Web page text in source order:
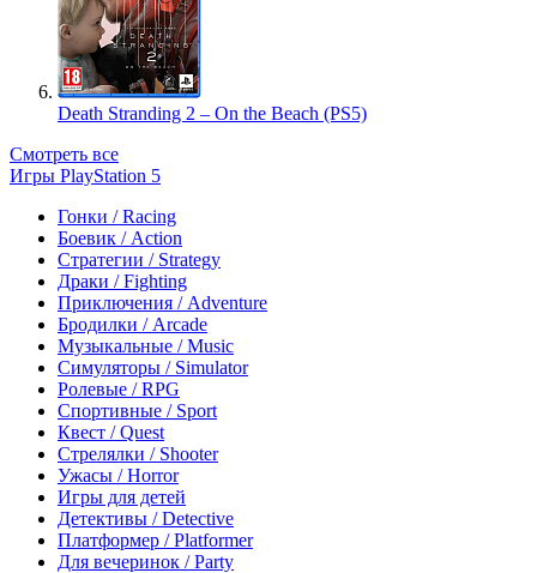
Death Stranding 2 – On the Beach (PS5)
Смотреть все
Игры PlayStation 5
Гонки / Racing
Боевик / Action
Стратегии / Strategy
Драки / Fighting
Приключения / Adventure
Бродилки / Arcade
Музыкальные / Music
Симуляторы / Simulator
Ролевые / RPG
Спортивные / Sport
Квест / Quest
Стрелялки / Shooter
Ужасы / Horror
Игры для детей
Детективы / Detective
Платформер / Platformer
Для вечеринок / Party